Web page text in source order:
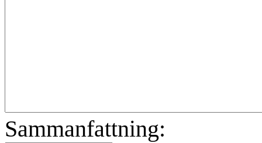
Sammanfattning: